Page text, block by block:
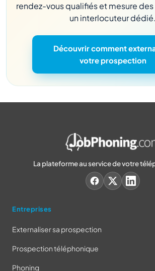
rendez-vous qualifiés et mesure
un interlocuteur dédié.
Découvrir comment
votre prospection
La plateforme au service de votre
Entreprises
Externaliser sa prospection
Prospection téléphonique
Phoning